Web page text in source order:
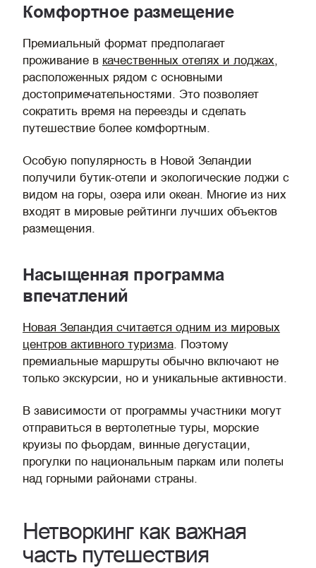
Комфортное размещение
Премиальный формат предполагает
проживание в качественных отелях и лоджах,
расположенных рядом с основными
достопримечательностями. Это позволяет
сократить время на переезды и сделать
путешествие более комфортным.
Особую популярность в Новой Зеландии
получили бутик-отели и экологические лоджи с
видом на горы, озера или океан. Многие из них
входят в мировые рейтинги лучших объектов
размещения.
Насыщенная программа
впечатлений
Новая Зеландия считается одним из мировых
центров активного туризма. Поэтому
премиальные маршруты обычно включают не
только экскурсии, но и уникальные активности.
В зависимости от программы участники могут
отправиться в вертолетные туры, морские
круизы по фьордам, винные дегустации,
прогулки по национальным паркам или полеты
над горными районами страны.
Нетворкинг как важная
часть путешествия